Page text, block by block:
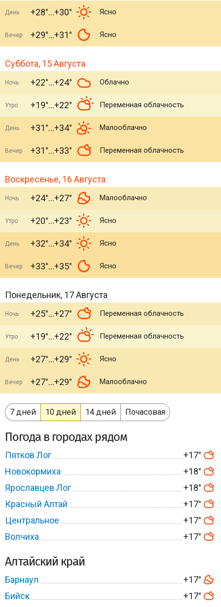
День +28° +30° Ясно
Вечер +29° +31° Ясно
Суббота, 15 Августа
Ночь +22° +24° Облачно
Утро +19° +22° Переменная облачность
День +31° +34° Малооблачно
Вечер +31° +33° Переменная облачность
Воскресенье, 16 Августа
Ночь +24° +27° Малооблачно
Утро +20° +23° Ясно
День +32° +34° Ясно
Вечер +33° +35° Ясно
Понедельник, 17 Августа
Ночь +25° +27° Переменная облачность
Утро +19° +22° Переменная облачность
День +27° +29° Ясно
Вечер +27° +29° Малооблачно
7 дней 10 дней 14 дней Почасовая
Погода в городах рядом
Пятков Лог
+17°
Новокормиха
+18°
Ярославцев Лог
+18°
Красный Алтай
+17°
Центральное
+17°
Волчиха
+17°
Алтайский край
Барнаул
+17°
Бийск
+17°